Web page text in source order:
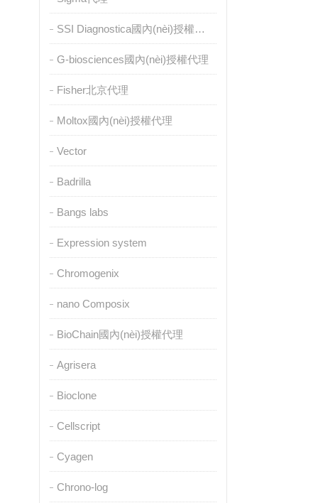
SSI Diagnostica國內(nèi)授權代理
G-biosciences國內(nèi)授權代理
Fisher北京代理
Moltox國內(nèi)授權代理
Vector
Badrilla
Bangs labs
Expression system
Chromogenix
nano Composix
BioChain國內(nèi)授權代理
Agrisera
Bioclone
Cellscript
Cyagen
Chrono-log